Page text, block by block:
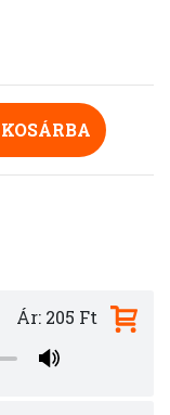
KOSÁRBA
Ár: 205 Ft